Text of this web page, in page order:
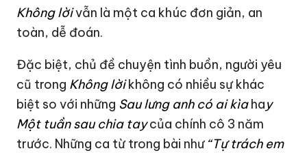
Không lờivẫn là một ca khúc đơn giản, an
toàn, dễ đoán.
Đặc biệt, chủ đề chuyện tình buồn, người yêu
cũ trong Không lờikhông có nhiều sự khác
biệt so với những Sau lưng anh có ai kìahay
Một tuần sau chia taycủa chính cô 3 năm
trước. Những ca từ trong bài như“Tự trách em